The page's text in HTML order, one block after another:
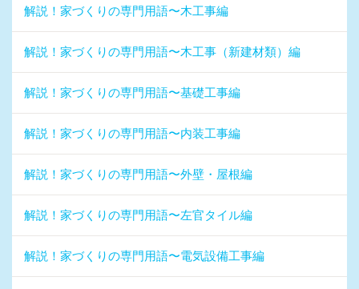
解説！家づくりの専門用語〜木工事編
解説！家づくりの専門用語〜木工事（新建材類）編
解説！家づくりの専門用語〜基礎工事編
解説！家づくりの専門用語〜内装工事編
解説！家づくりの専門用語〜外壁・屋根編
解説！家づくりの専門用語〜左官タイル編
解説！家づくりの専門用語〜電気設備工事編